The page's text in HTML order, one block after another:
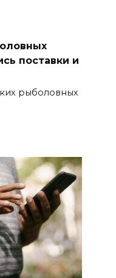
поставки и
рыболовных